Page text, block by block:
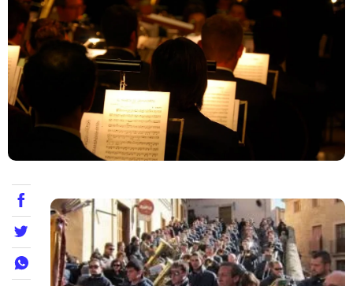
Festivals
Internet
Opinió
Llibres
La Llista